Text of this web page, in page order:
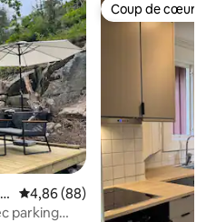
Évaluation moyenne sur la
4,86 (88)
parking
Coup de cœur
Coup de cœur